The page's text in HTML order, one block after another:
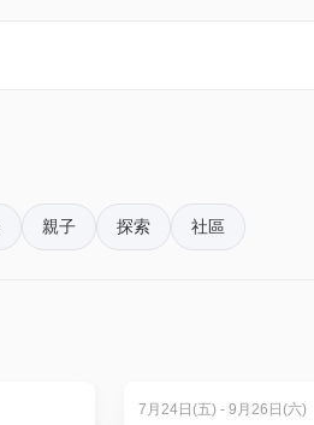
- 16:30】
立板操控、水上安全防護與救生
對大自然和高度的恐懼，鍛煉膽量
- 16:30】
- 16:30】
樣辦？
，請電郵到 01space@hk01.com。
親子 探索 社區
7月24日(五) - 9月26日(六)